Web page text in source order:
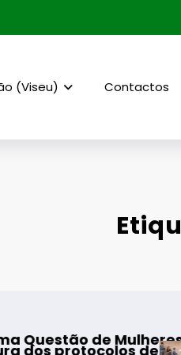
(Viseu) Contactos
e de Homens”
de cooperação
Mangualde